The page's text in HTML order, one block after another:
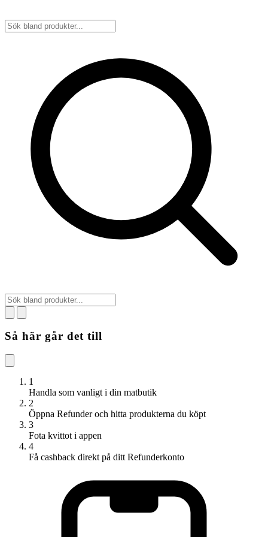
Så här går det till
1
Handla som vanligt i din matbutik
2
Öppna Refunder och hitta produkterna du köpt
3
Fota kvittot i appen
4
Få cashback direkt på ditt Refunderkonto